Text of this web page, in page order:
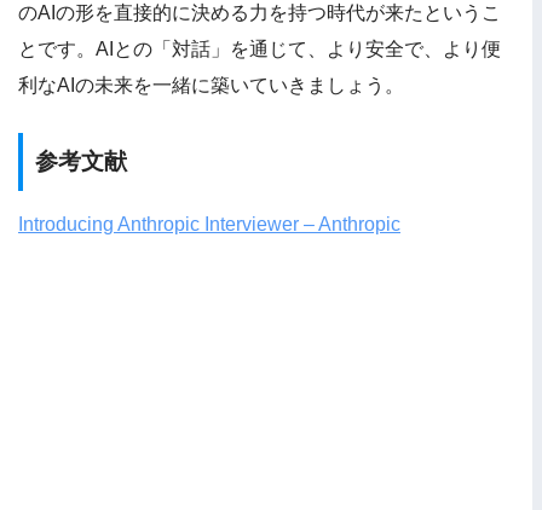
のAIの形を直接的に決める力を持つ時代が来たというこ
とです。AIとの「対話」を通じて、より安全で、より便
利なAIの未来を一緒に築いていきましょう。
参考文献
Introducing Anthropic Interviewer – Anthropic